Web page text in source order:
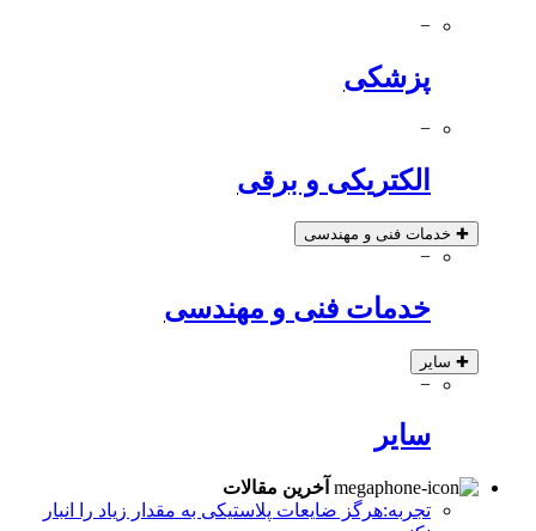
−
پزشکی
−
الکتریکی و برقی
✚ خدمات فنی و مهندسی
−
خدمات فنی و مهندسی
✚ سایر
−
سایر
آخرین مقالات
تجربه:هرگز ضایعات پلاستیکی به مقدار زیاد را انبار